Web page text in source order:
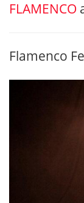
FLAMENCO
Flamenco